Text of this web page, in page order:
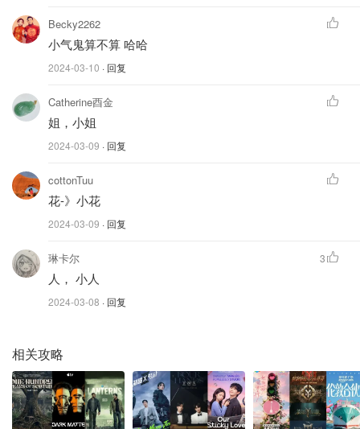
Becky2262
小气鬼算不算 哈哈
2024-03-10 · 回复
Catherine酉金
姐，小姐
2024-03-09 · 回复
cottonTuu
花-》小花
2024-03-09 · 回复
琳卡尔
人， 小人
2024-03-08 · 回复
3
相关攻略